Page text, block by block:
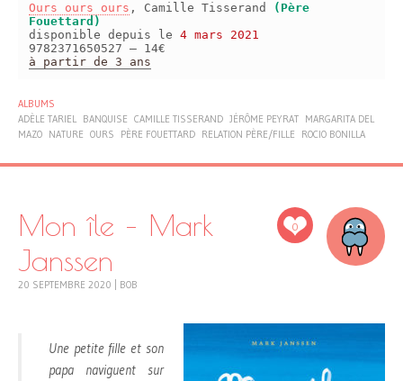
Ours ours ours , Camille Tisserand
(Père
Fouettard)
disponible depuis le 4 mars 2021
9782371650527 – 14€
à partir de 3 ans
ALBUMS
ADÈLE TARIEL BANQUISE CAMILLE TISSERAND JÉRÔME PEYRAT MARGARITA DEL
MAZO NATURE OURS PÈRE FOUETTARD RELATION PÈRE/FILLE ROCIO BONILLA
0
Mon île – Mark
Janssen
20 SEPTEMBRE 2020 BOB
Une petite fille et son
papa naviguent sur